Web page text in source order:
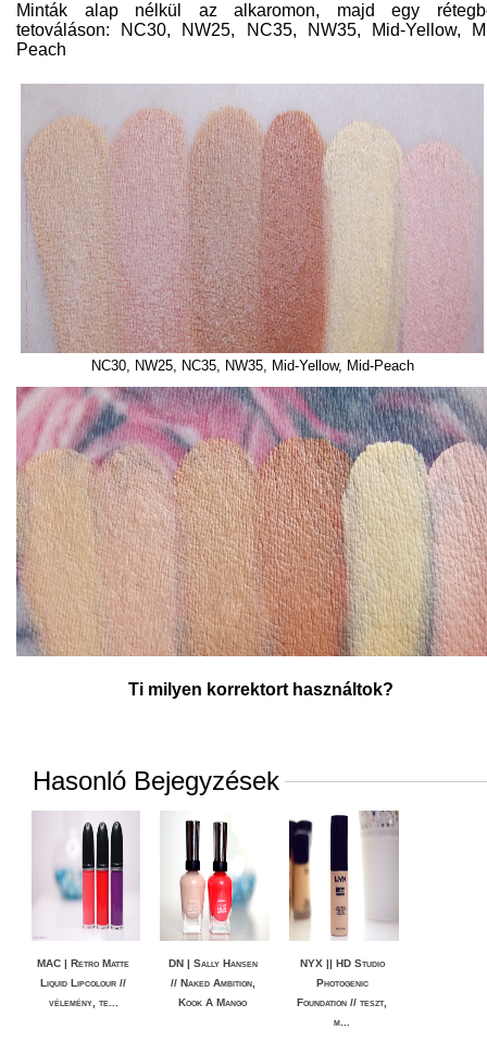
Minták alap nélkül az alkaromon, majd egy
tetováláson: NC30, NW25, NC35, NW35, Mid-Yellow,
Peach
NC30, NW25, NC35, NW35, Mid-Yellow, Mid-Peach
Ti milyen korrektort használtok?
Hasonló Bejegyzések
MAC | Retro Matte
Liquid Lipcolour //
vélemény, te...
DN | Sally Hansen
// Naked Ambition,
Kook A Mango
NYX || HD Studio
Photogenic
Foundation // teszt,
m...